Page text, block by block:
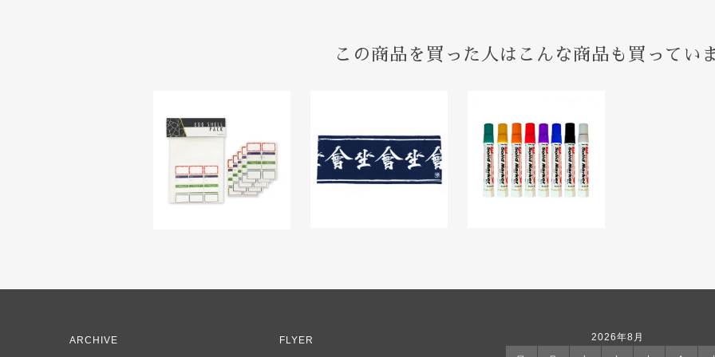
この商品を買った人はこんな商品も買ってい
2026年8月
ARCHIVE FLYER